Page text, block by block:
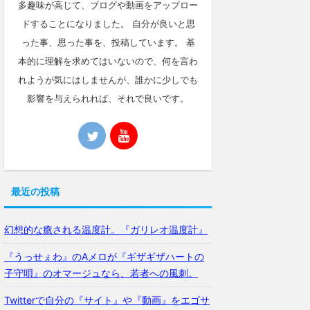
多趣味が高じて、ブログや動画をアップロー
ドすることになりました。 自分が良いと思
った事、思った事を、投稿しています。 基
本的に理解を求めてはいないので、何を言わ
れようが気にはしませんが、誰かに少しでも
影響を与えられれば、それで良いです。
最近の投稿
幻想的な癒される温度計。『ガリレオ温度計』
『うっせぇわ』のAメロが『ギザギザハートの
子守唄』のオマージュなら、若者への風刺。
Twitterで自分の『サイト』や『動画』をエゴサ